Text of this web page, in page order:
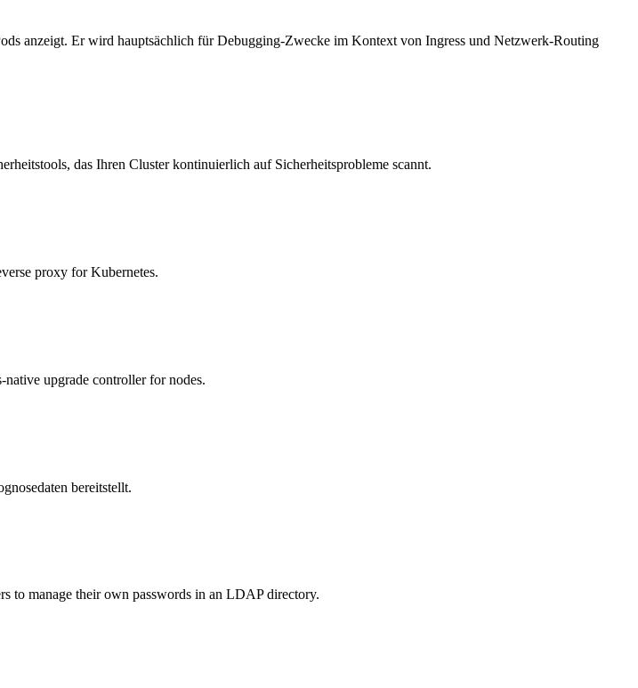
anzeigt. Er wird hauptsächlich für Debugging-Zwecke im Kontext von Ingress und Netzwerk-Routing
das Ihren Cluster kontinuierlich auf Sicherheitsprobleme scannt.
proxy for Kubernetes.
upgrade controller for nodes.
bereitstellt.
to manage their own passwords in an LDAP directory.